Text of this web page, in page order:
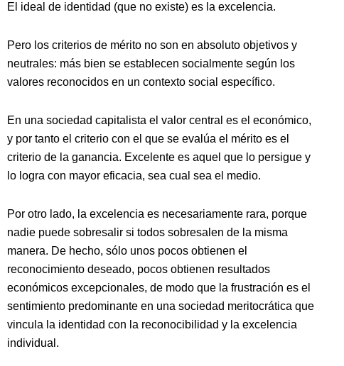
El ideal de identidad (que no existe) es la excelencia.
Pero los criterios de mérito no son en absoluto objetivos y
neutrales: más bien se establecen socialmente según los
valores reconocidos en un contexto social específico.
En una sociedad capitalista el valor central es el económico,
y por tanto el criterio con el que se evalúa el mérito es el
criterio de la ganancia. Excelente es aquel que lo persigue y
lo logra con mayor eficacia, sea cual sea el medio.
Por otro lado, la excelencia es necesariamente rara, porque
nadie puede sobresalir si todos sobresalen de la misma
manera. De hecho, sólo unos pocos obtienen el
reconocimiento deseado, pocos obtienen resultados
económicos excepcionales, de modo que la frustración es el
sentimiento predominante en una sociedad meritocrática que
vincula la identidad con la reconocibilidad y la excelencia
individual.